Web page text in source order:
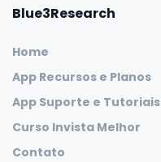
Blue3Research
Home
App Recursos e Planos
App Suporte e Tutoriais
Curso Invista Melhor
Contato